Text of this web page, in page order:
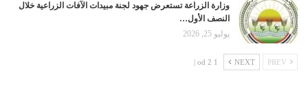
وزارة الزراعة تستعرض جهود لجنة مبيدات الآفات الزراعية خلال
النصف الأول…
يوليو 25, 2026
NEXT
1 od 2 |